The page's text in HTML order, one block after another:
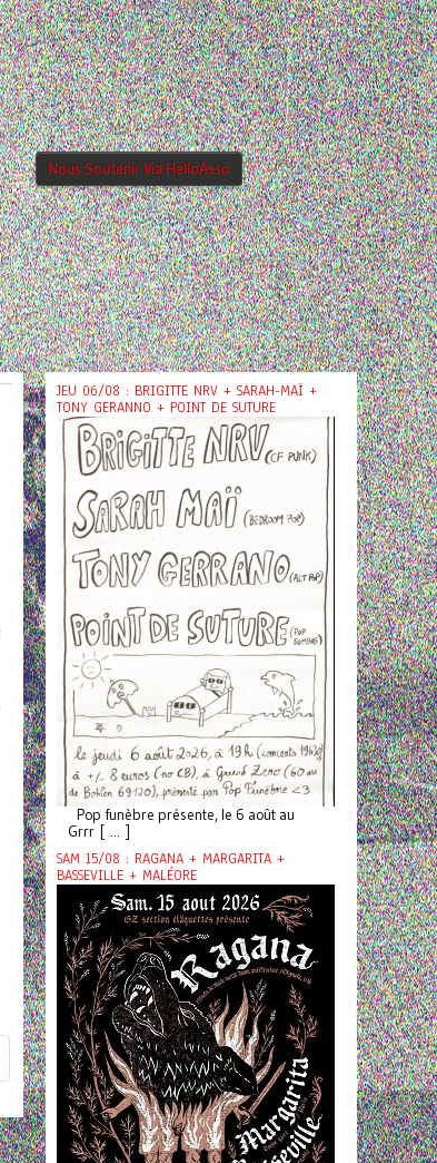
Nous Soutenir Via HelloAsso
JEU 06/08 : BRIGITTE NRV + SARAH-MAÏ +
TONY GERANNO + POINT DE SUTURE
Pop funèbre présente, le 6 août au
Grrr [ ... ]
SAM 15/08 : RAGANA + MARGARITA +
BASSEVILLE + MALÉORE